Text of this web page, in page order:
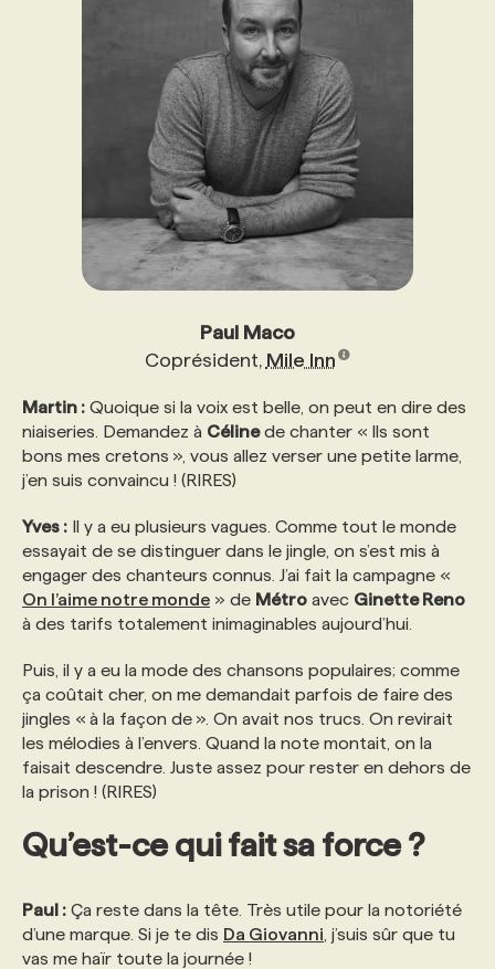
Paul Maco
Coprésident, Mile Inn
Martin : Quoique si la voix est belle, on peut en dire des
niaiseries. Demandez à Célinede chanter « Ils sont
bons mes cretons », vous allez verser une petite larme,
j’en suis convaincu ! (RIRES)
Yves : Il y a eu plusieurs vagues. Comme tout le monde
essayait de se distinguer dans le jingle, on s’est mis à
engager des chanteurs connus. J’ai fait la campagne «
On l’aime notre monde » de Métro avec Ginette Reno
à des tarifs totalement inimaginables aujourd’hui.
Puis, il y a eu la mode des chansons populaires; comme
ça coûtait cher, on me demandait parfois de faire des
jingles « à la façon de ». On avait nos trucs. On revirait
les mélodies à l’envers. Quand la note montait, on la
faisait descendre. Juste assez pour rester en dehors de
la prison ! (RIRES)
Qu’est-ce qui fait sa force ?
Paul : Ça reste dans la tête. Très utile pour la notoriété
d’une marque. Si je te dis Da Giovanni , j’suis sûr que tu
vas me haïr toute la journée !